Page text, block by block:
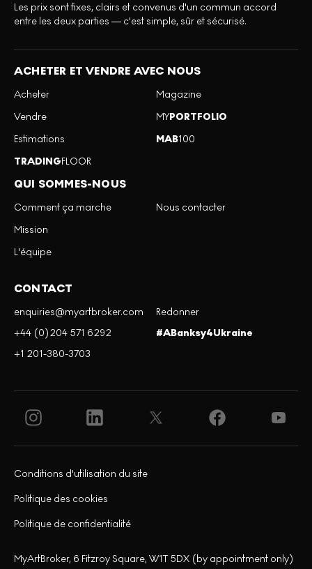
Les prix sont fixes, clairs et convenus d'un commun accord
entre les deux parties — c'est simple, sûr et sécurisé.
ACHETER ET VENDRE AVEC NOUS
Acheter
Vendre
Estimations
TRADINGFLOOR
Magazine
MYPORTFOLIO
MAB100
QUI SOMMES-NOUS
Comment ça marche
Mission
L'équipe
Nous contacter
CONTACT
enquiries@myartbroker.com
+44 (0)204 571 6292
+1 201-380-3703
Redonner
#ABanksy4Ukraine
Politique de confidentialité
Politique des cookies
Conditions d'utilisation du site
MyArtBroker, 6 Fitzroy Square, W1T 5DX (by appointment only)